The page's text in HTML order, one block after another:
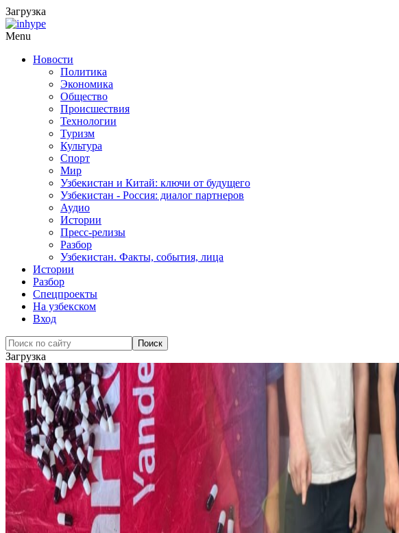
Загрузка
Menu
Новости
Политика
Экономика
Общество
Происшествия
Технологии
Туризм
Культура
Спорт
Мир
Узбекистан и Китай: ключи от будущего
Узбекистан - Россия: диалог партнеров
Аудио
Истории
Пресс-релизы
Разбор
Узбекистан. Факты, события, лица
Истории
Разбор
Спецпроекты
На узбекском
Вход
Загрузка